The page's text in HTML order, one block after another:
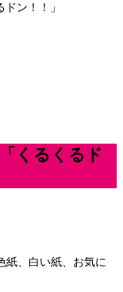
ン！！」
くるくるド
、白い紙、お気に